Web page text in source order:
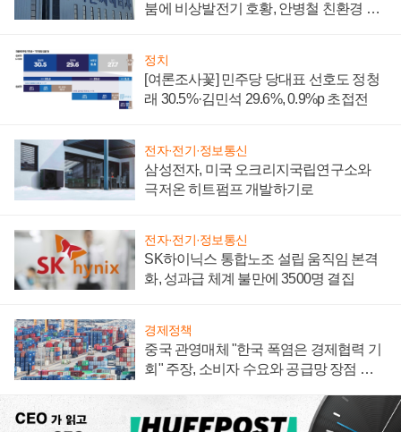
붐에 비상발전기 호황, 안병철 친환경 에
정치
[여론조사꽃] 민주당 당대표 선호도 정청
래 30.5%·김민석 29.6%, 0.9%p 초접전
전자·전기·정보통신
삼성전자, 미국 오크리지국립연구소와
극저온 히트펌프 개발하기로
전자·전기·정보통신
SK하이닉스 통합노조 설립 움직임 본격
화, 성과급 체계 불만에 3500명 결집
경제정책
중국 관영매체 "한국 폭염은 경제협력 기
회" 주장, 소비자 수요와 공급망 장점 강